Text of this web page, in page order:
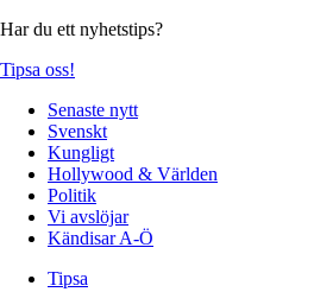
Har du ett nyhetstips?
Tipsa oss!
Senaste nytt
Svenskt
Kungligt
Hollywood & Världen
Politik
Vi avslöjar
Kändisar A-Ö
Tipsa